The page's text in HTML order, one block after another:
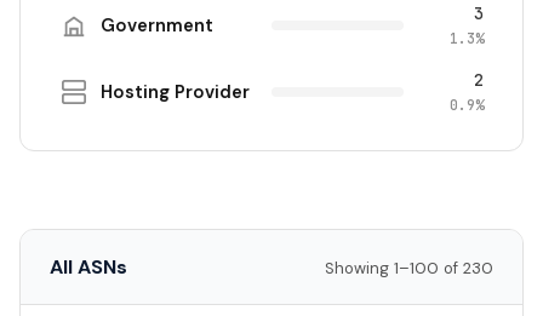
Government 3
1.3%
Hosting Provider 2
0.9%
All ASNs Showing 1–100 of 230